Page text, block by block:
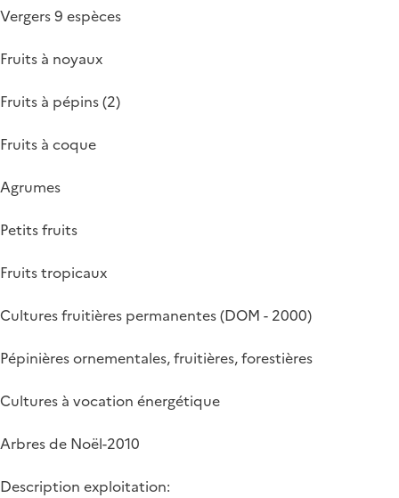
Vergers 9 espèces
Fruits à noyaux
Fruits à pépins (2)
Fruits à coque
Agrumes
Petits fruits
Fruits tropicaux
Cultures fruitières permanentes (DOM - 2000)
Pépinières ornementales, fruitières, forestières
Cultures à vocation énergétique
Arbres de Noël-2010
Description exploitation: